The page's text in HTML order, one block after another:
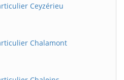
Ceyzérieu
Chalamont